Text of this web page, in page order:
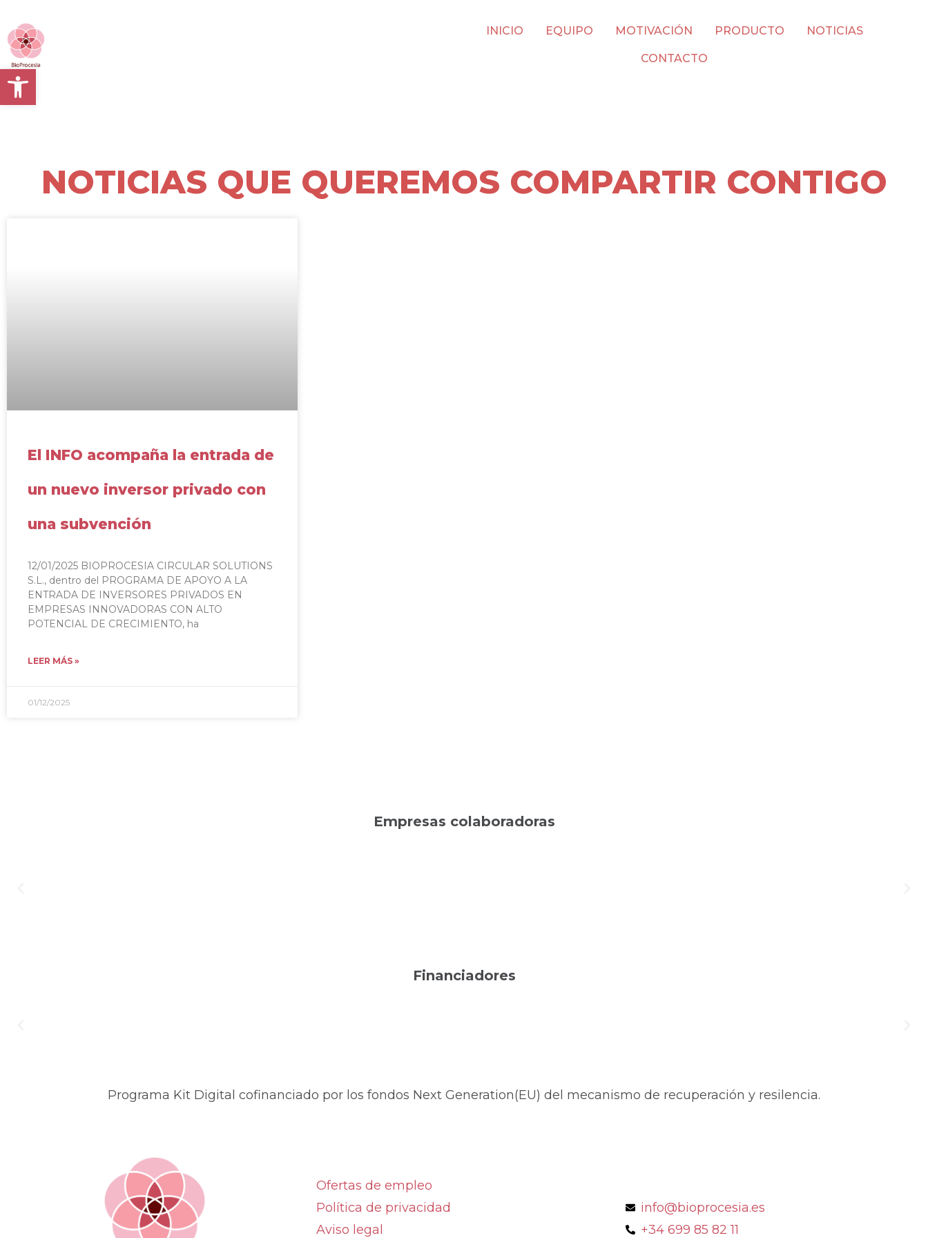
Abrir barra de herramientas
INICIO EQUIPO MOTIVACIÓN PRODUCTO NOTICIAS
CONTACTO
NOTICIAS QUE QUEREMOS COMPARTIR CONTIGO
El INFO acompaña la entrada de
un nuevo inversor privado con
una subvención
12/01/2025 BIOPROCESIA CIRCULAR SOLUTIONS
S.L., dentro del PROGRAMA DE APOYO A LA
ENTRADA DE INVERSORES PRIVADOS EN
EMPRESAS INNOVADORAS CON ALTO
POTENCIAL DE CRECIMIENTO, ha
LEER MÁS »
01/12/2025
Empresas colaboradoras
Financiadores
Programa Kit Digital cofinanciado por los fondos Next Generation(EU) del mecanismo de recuperación y resilencia.
Ofertas de empleo
Política de privacidad
Aviso legal
info@bioprocesia.es
+34 699 85 82 11